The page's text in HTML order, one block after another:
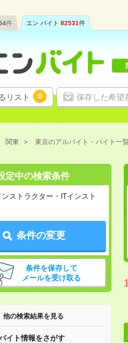
件 エン バイト 82531件
リスト 0 保存した希望
関東 東京のアルバイト・バイト一
定中の検索条件
ストラクター・ITインスト
条件の変更
条件を保存して
メールを受け取る
他の検索結果を見る
イト情報をさがす